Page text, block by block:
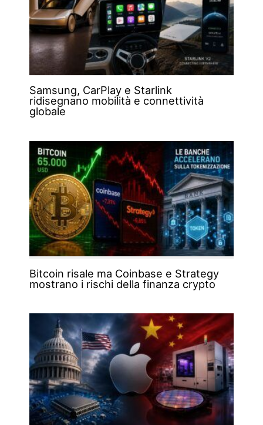
Samsung, CarPlay e Starlink
ridisegnano mobilità e connettività
globale
Bitcoin risale ma Coinbase e Strategy
mostrano i rischi della finanza crypto